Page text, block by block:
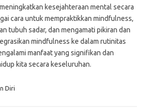
kesejahteraan mental secara
cara untuk mempraktikkan mindfulness,
tubuh sadar, dan mengamati pikiran dan
mindfulness ke dalam rutinitas
manfaat yang signifikan dan
kita secara keseluruhan.
Diri